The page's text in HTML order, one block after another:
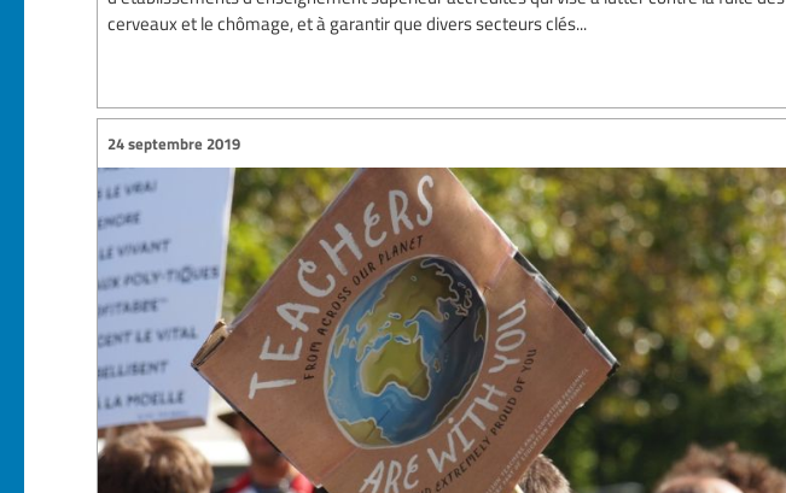
cerveaux et le chômage, et à garantir que divers secteurs clés...
24 septembre 2019